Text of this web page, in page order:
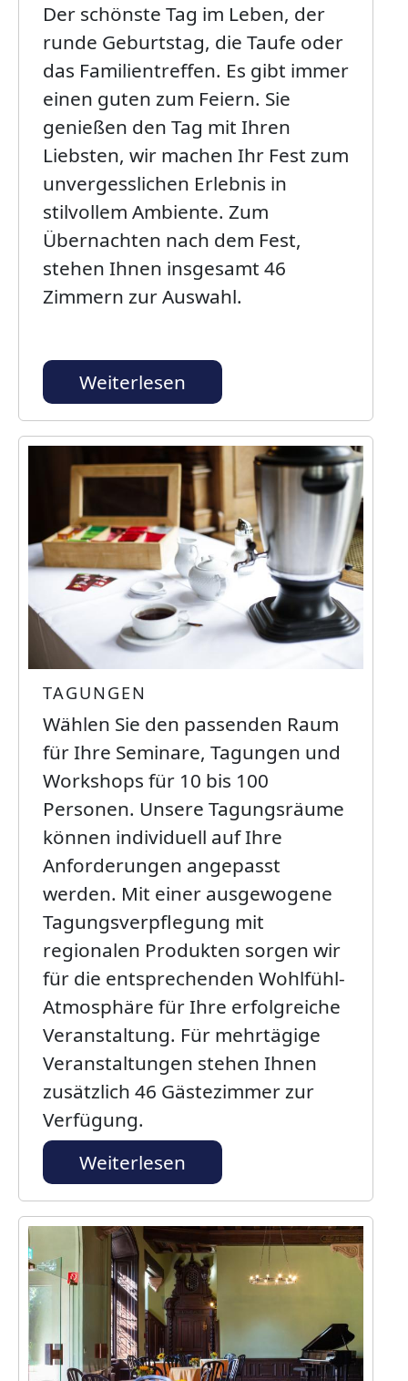
Der schönste Tag im Leben, der
runde Geburtstag, die Taufe oder
das Familientreffen. Es gibt immer
einen guten zum Feiern. Sie
genießen den Tag mit Ihren
Liebsten, wir machen Ihr Fest zum
unvergesslichen Erlebnis in
stilvollem Ambiente. Zum
Übernachten nach dem Fest,
stehen Ihnen insgesamt 46
Zimmern zur Auswahl.
Weiterlesen
TAGUNGEN
Wählen Sie den passenden Raum
für Ihre Seminare, Tagungen und
Workshops für 10 bis 100
Personen. Unsere Tagungsräume
können individuell auf Ihre
Anforderungen angepasst
werden. Mit einer ausgewogene
Tagungsverpflegung mit
regionalen Produkten sorgen wir
für die entsprechenden Wohlfühl-
Atmosphäre für Ihre erfolgreiche
Veranstaltung. Für mehrtägige
Veranstaltungen stehen Ihnen
zusätzlich 46 Gästezimmer zur
Verfügung.
Weiterlesen
Bild